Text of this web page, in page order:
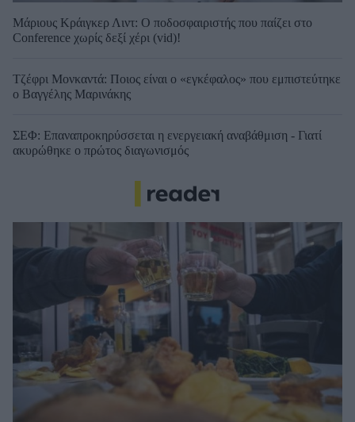
Μάριους Κράιγκερ Λιντ: Ο ποδοσφαιριστής που παίζει στο
Conference χωρίς δεξί χέρι (vid)!
Τζέφρι Μονκαντά: Ποιος είναι ο «εγκέφαλος» που εμπιστεύτηκε
ο Βαγγέλης Μαρινάκης
ΣΕΦ: Επαναπροκηρύσσεται η ενεργειακή αναβάθμιση - Γιατί
ακυρώθηκε ο πρώτος διαγωνισμός